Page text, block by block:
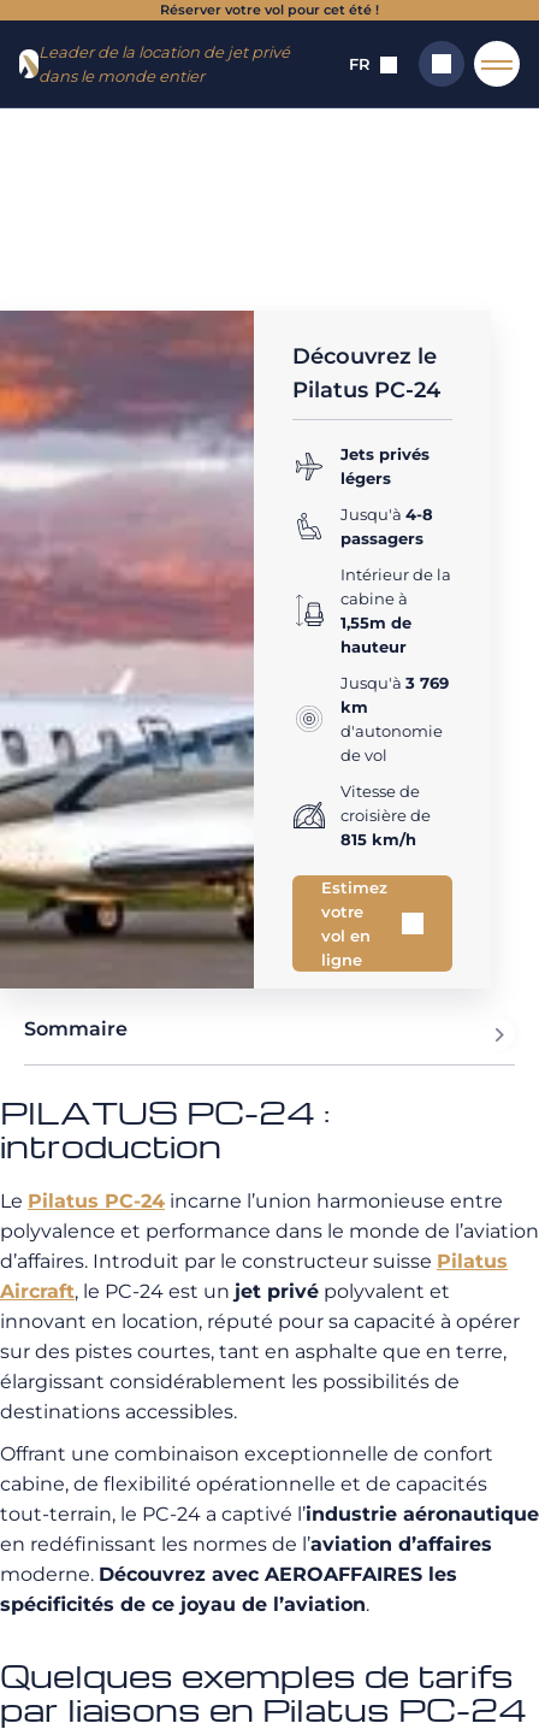
Aller
au
menu
Aller au
contenu
Réserver votre vol pour cet été !
Leader de la location de jet privé
dans le monde entier
FR
Découvrez le
Pilatus PC-24
Jets privés
légers
Jusqu'à 4-8
passagers
Intérieur de la
cabine à
1,55m de
hauteur
Jusqu'à 3 769
km
d'autonomie
de vol
Vitesse de
croisière de
815 km/h
Estimez
votre
vol en
ligne
Sommaire
PILATUS PC-24 :
introduction
Le Pilatus PC-24 incarne l’union harmonieuse entre
polyvalence et performance dans le monde de l’aviation
d’affaires. Introduit par le constructeur suisse Pilatus
Aircraft, le PC-24 est un jet privé polyvalent et
innovant en location, réputé pour sa capacité à opérer
sur des pistes courtes, tant en asphalte que en terre,
élargissant considérablement les possibilités de
destinations accessibles.
Offrant une combinaison exceptionnelle de confort
cabine, de flexibilité opérationnelle et de capacités
tout-terrain, le PC-24 a captivé l’industrie aéronautique
en redéfinissant les normes de l’aviation d’affaires
moderne. Découvrez avec AEROAFFAIRES les
spécificités de ce joyau de l’aviation.
Quelques exemples de tarifs
par liaisons en Pilatus PC-24